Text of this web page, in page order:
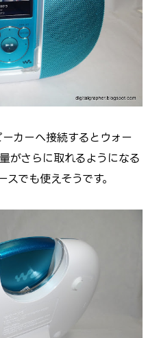
カーへ接続するとウォー
がさらに取れるようになる
でも使えそうです。